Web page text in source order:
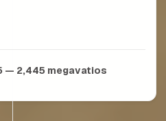
— 2,445 megavatios